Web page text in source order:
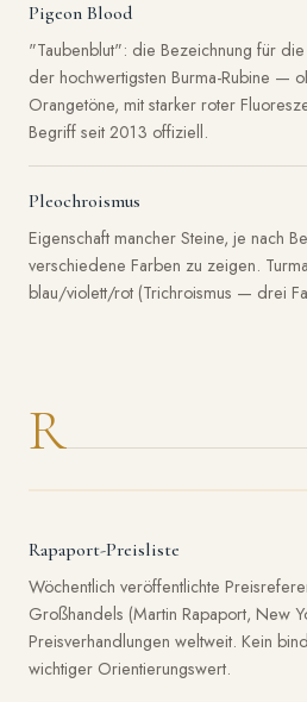
Pigeon Blood
"Taubenblut": die Bezeichnung für
der hochwertigsten Burma-Rubine —
Orangetöne, mit starker roter
Begriff seit 2013 offiziell.
Pleochroismus
Eigenschaft mancher Steine, je nach
verschiedene Farben zu zeigen.
blau/violett/rot (Trichroismus — drei
R
Rapaport-Preisliste
Wöchentlich veröffentlichte
Großhandels (Martin Rapaport, New
Preisverhandlungen weltweit. Kein
wichtiger Orientierungswert.